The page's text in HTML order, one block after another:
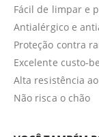
Fácil de limpar e
Antialérgico e
Proteção contra
Excelente custo-
Alta resistência
Não risca o chão